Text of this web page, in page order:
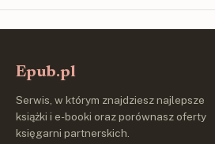
Epub.pl
Serwis, w którym znajdziesz najlepsze
książki i e-booki oraz porównasz oferty
księgarni partnerskich.